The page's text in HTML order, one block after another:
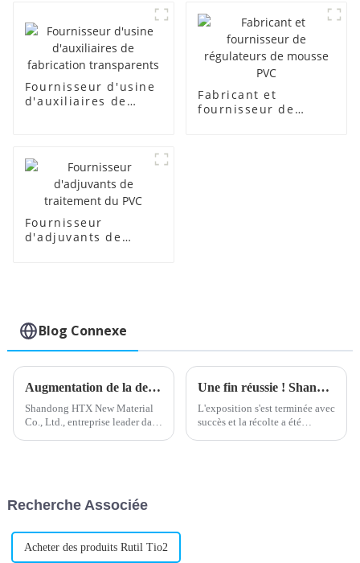
Fournisseur d'usine
d'auxiliaires de
Fabricant et
fournisseur de
Fournisseur
d'adjuvants de
Blog Connexe
Augmentation de la demande de stabilisant composé de plomb dans le secteur de la construction
Shandong HTX New Material
Co., Ltd., entreprise leader dans
améliorer les performances…
Une fin réussie ! Shandong HTX New Material Co., Ltd participe au Salon international de l'emballage plastique du Nigeria !
L'exposition s'est terminée avec
succès et la récolte a été
Recherche Associée
Acheter des produits Rutil Tio2